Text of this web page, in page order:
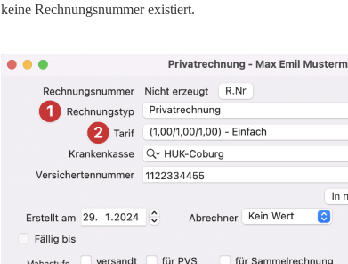
keine Rechnungsnummer existiert.